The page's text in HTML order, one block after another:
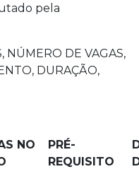
pela
NÚMERO DE VAGAS,
DURAÇÃO,
NO
PRÉ-
REQUISITO